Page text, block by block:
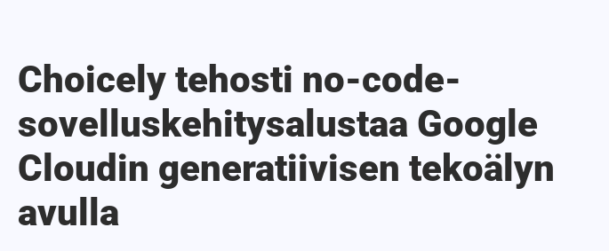
Choicely tehosti no-code-
sovelluskehitysalustaa Google
Cloudin generatiivisen tekoälyn
avulla